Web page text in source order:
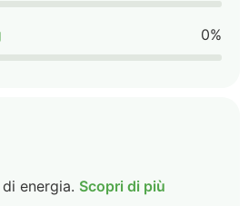
0%
energia. Scopri di più